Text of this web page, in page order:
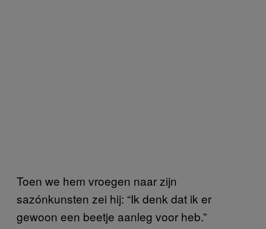
Toen we hem vroegen naar zijn
sazónkunsten zei hij: “Ik denk dat ik er
gewoon een beetje aanleg voor heb.”